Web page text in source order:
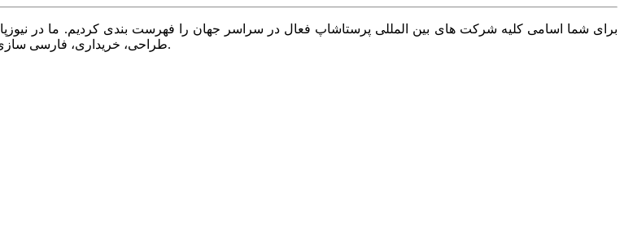
برای شما اسامی کلیه شرکت های بین المللی پرستاشاپ فعال در سراسر جهان را فهرست بندی کردیم. ما در
طراحی، خریداری، فارسی سازی و عرضه می کنیم. با نیوزپاور همیشه وب سایت خود را بروز و پویا نگه دارید.